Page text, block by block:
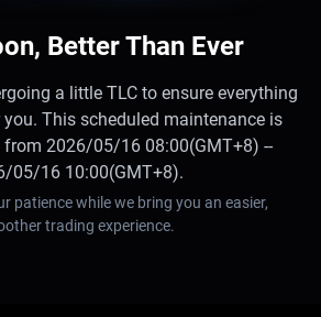
Better Than Ever
a little TLC to ensure everything
This scheduled maintenance is
from 2026/05/16 08:00(GMT+8) --
05/16 10:00(GMT+8).
patience while we bring you an easier,
trading experience.